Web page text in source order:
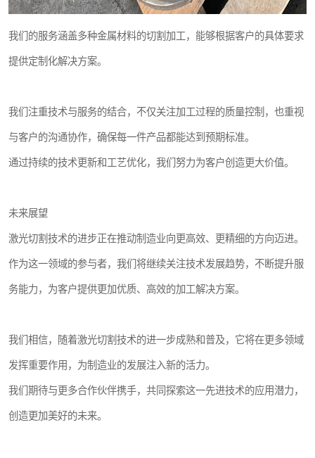
我们的服务涵盖多种金属材料的切割加工，能够根据客户的具体要求
提供定制化解决方案。
我们注重技术与服务的结合，不仅关注加工过程的质量控制，也重视
与客户的沟通协作，确保每一件产品都能达到预期标准。
通过持续的技术更新和工艺优化，我们努力为客户创造更大价值。
未来展望
激光切割技术的进步正在推动制造业向更高效、更精细的方向迈进。
作为这一领域的参与者，我们将继续关注技术发展趋势，不断提升服
务能力，为客户提供更加优质、高效的加工解决方案。
我们相信，随着激光切割技术的进一步成熟和普及，它将在更多领域
发挥重要作用，为制造业的发展注入新的活力。
我们期待与更多合作伙伴携手，共同探索这一先进技术的应用潜力，
创造更加美好的未来。